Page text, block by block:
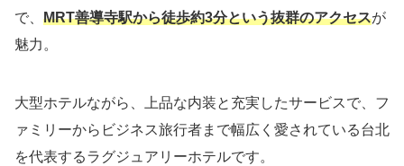
で、 MRT善導寺駅から徒歩約3分という抜群のアクセスが
魅力。
大型ホテルながら、上品な内装と充実したサービスで、フ
ァミリーからビジネス旅行者まで幅広く愛されている台北
を代表するラグジュアリーホテルです。